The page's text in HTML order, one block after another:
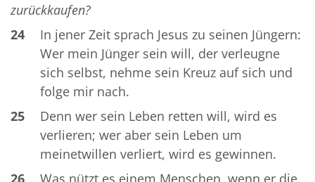
zurückkaufen?
24
In jener Zeit sprach Jesus zu seinen Jüngern:
Wer mein Jünger sein will, der verleugne
sich selbst, nehme sein Kreuz auf sich und
folge mir nach.
25
Denn wer sein Leben retten will, wird es
verlieren; wer aber sein Leben um
meinetwillen verliert, wird es gewinnen.
26
Was nützt es einem Menschen, wenn er die